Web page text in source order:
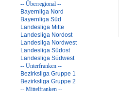
-- Überregional --
Bayernliga Nord
Bayernliga Süd
Landesliga Mitte
Landesliga Nordost
Landesliga Nordwest
Landesliga Südost
Landesliga Südwest
-- Unterfranken --
Bezirksliga Gruppe 1
Bezirksliga Gruppe 2
-- Mittelfranken --